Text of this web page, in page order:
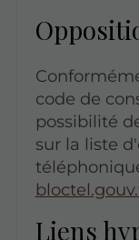
code de
possibilité
sur la liste
Liens